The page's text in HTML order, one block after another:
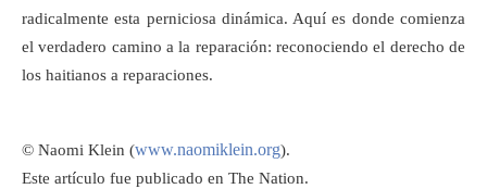
radicalmente esta perniciosa dinámica. Aquí es donde comienza
el verdadero camino a la reparación: reconociendo el derecho de
los haitianos a reparaciones.
© Naomi Klein (www.naomiklein.org).
Este artículo fue publicado en The Nation.